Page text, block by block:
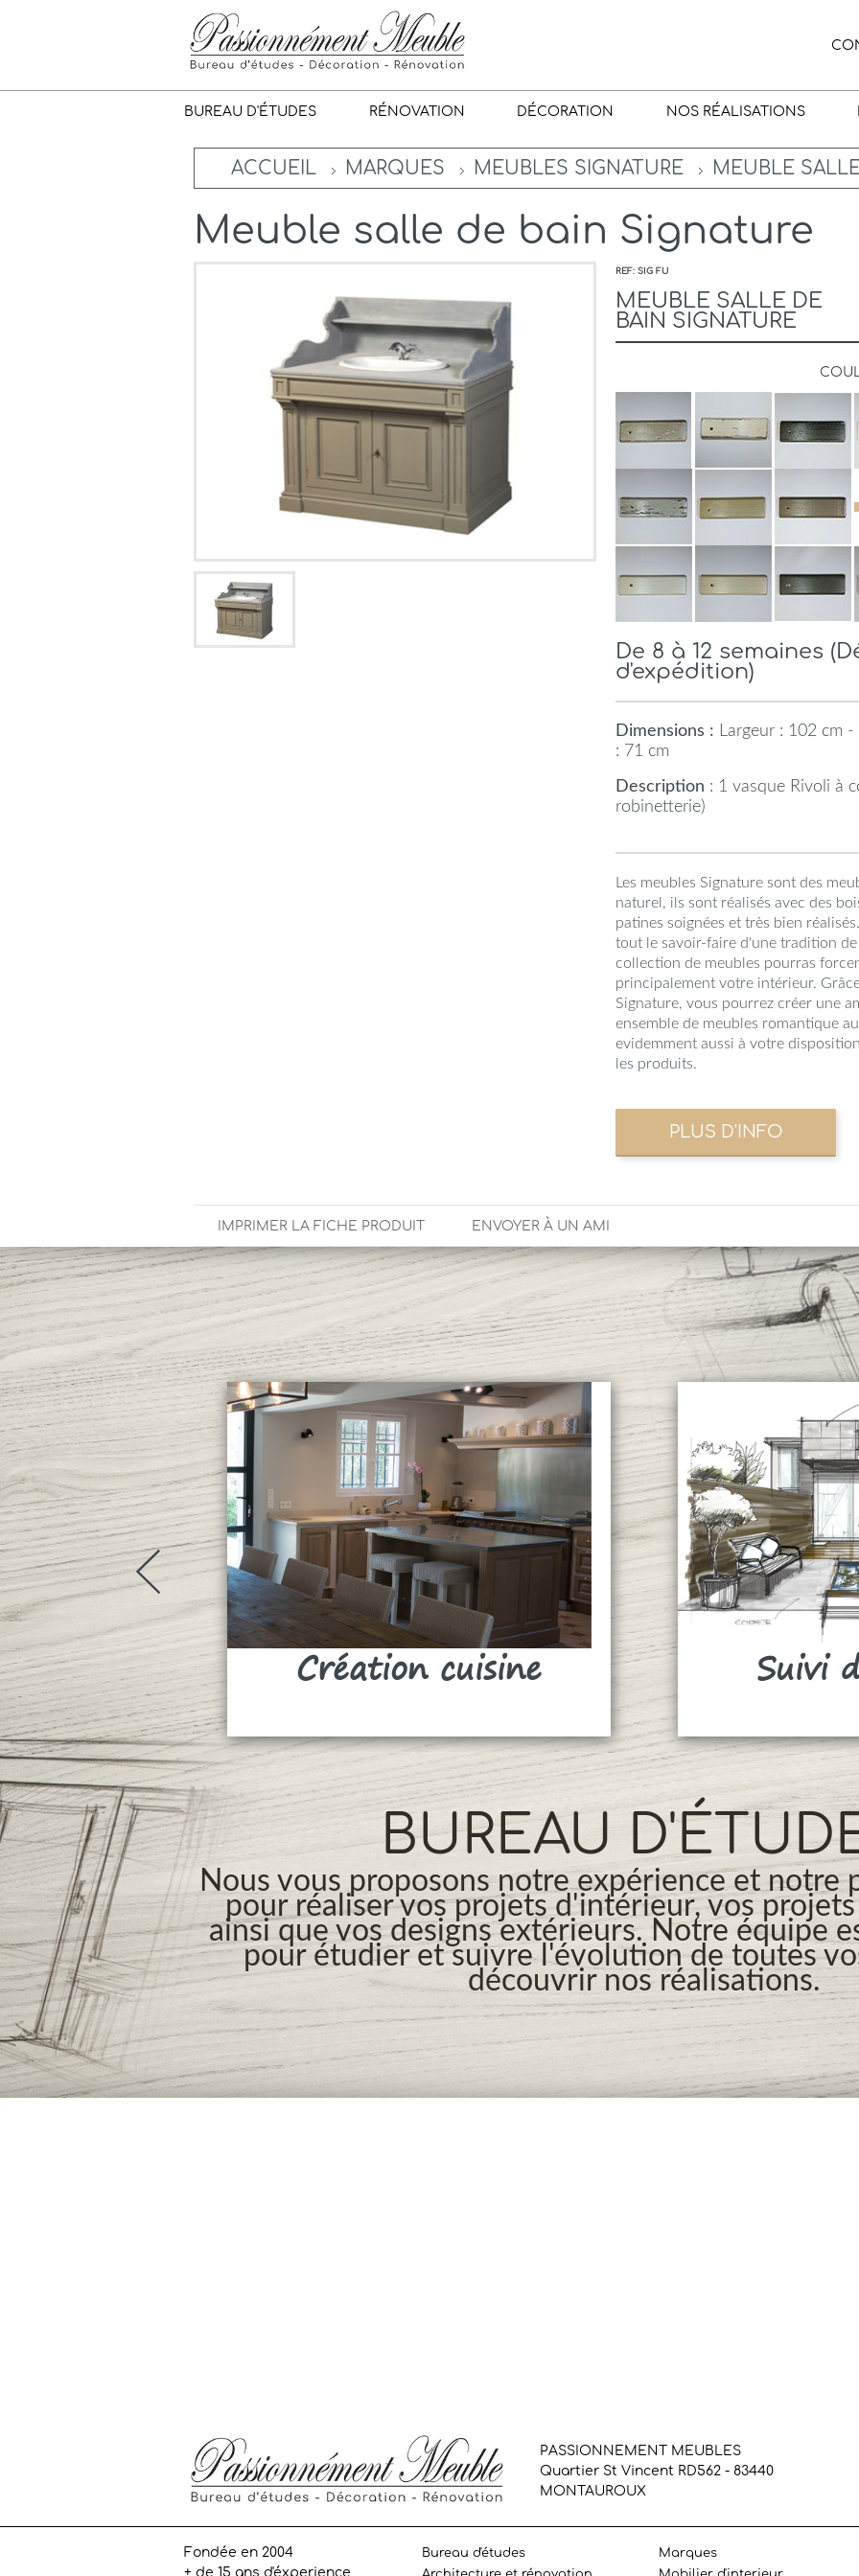
BUREAU D'ÉTUDES RÉNOVATION DÉCORATION NOS RÉALISATIONS
ACCUEIL MARQUES MEUBLES SIGNATURE MEUBLE
Meuble salle de bain Signature
REF: SIG FU
MEUBLE SALLE DE
BAIN SIGNATURE
De 8 à 12 semaines
d'expédition)
Dimensions : Largeur : 102 cm
: 71 cm
Description : 1 vasque Rivoli à
robinetterie)
Les meubles Signature sont des
naturel, ils sont réalisés avec des
patines soignées et très bien
tout le savoir-faire d'une tradition
collection de meubles pourras
principalement votre intérieur.
Signature, vous pourrez créer une
ensemble de meubles romantique
evidemment aussi à votre
les produits.
IMPRIMER LA FICHE PRODUIT ENVOYER À UN AMI
Création cuisine Suivi
BUREAU
Nous vous proposons notre expérience et notre
pour réaliser vos projets d'intérieur, vos
ainsi que vos designs extérieurs. Notre équipe
pour étudier et suivre l'évolution de toutes
découvrir nos réalisations.
PASSIONNEMENT MEUBLES
Quartier St Vincent RD562 - 83440
MONTAUROUX
Fondée en 2004
+ de 15 ans d'éxperience
Bureau d'études
Marques